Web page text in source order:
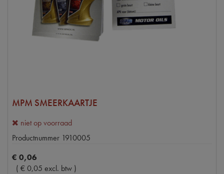
MPM SMEERKAARTJE
niet op voorraad
Productnummer 1910005
€ 0,06
( €0,05 excl. btw )